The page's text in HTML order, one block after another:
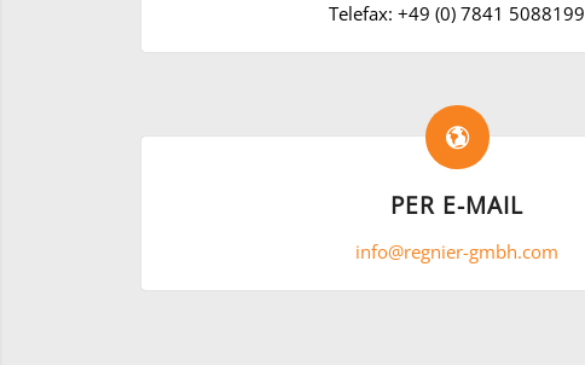
Telefax: +49 (0) 7841 5088199
PER E-MAIL
info@regnier-gmbh.com